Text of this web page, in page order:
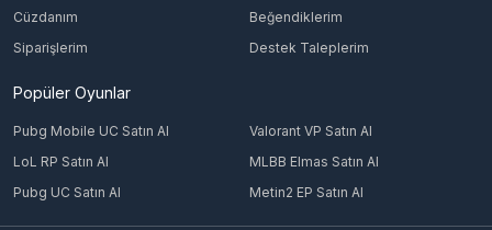
Cüzdanım
Beğendiklerim
Siparişlerim
Destek Taleplerim
Popüler Oyunlar
Pubg Mobile UC Satın Al
Valorant VP Satın Al
LoL RP Satın Al
MLBB Elmas Satın Al
Pubg UC Satın Al
Metin2 EP Satın Al